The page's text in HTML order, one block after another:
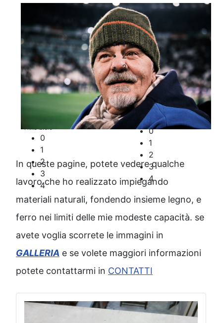
0
1
2
3
4
Lampada
0
1
2
3
VIOLINO
0
1
2
3
4
In queste pagine, potete vedere qualche
lavoro che ho realizzato impiegando
materiali naturali, fondendo insieme legno, e
ferro nei limiti delle mie modeste capacità. se
avete voglia scorrete le immagini in
GALLERIA e se volete maggiori informazioni
potete contattarmi in CONTATTI